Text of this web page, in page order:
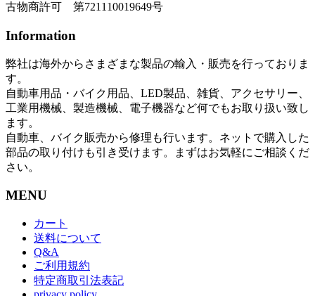
古物商許可 第721110019649号
Information
弊社は海外からさまざまな製品の輸入・販売を行っておりま
す。
自動車用品・バイク用品、LED製品、雑貨、アクセサリー、
工業用機械、製造機械、電子機器など何でもお取り扱い致し
ます。
自動車、バイク販売から修理も行います。ネットで購入した
部品の取り付けも引き受けます。まずはお気軽にご相談くだ
さい。
MENU
カート
送料について
Q&A
ご利用規約
特定商取引法表記